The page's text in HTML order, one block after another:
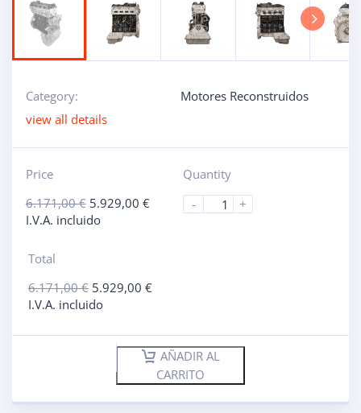
Category:
Motores Reconstruidos
view all details
Price
6.171,00€ 5.929,00 €
I.V.A. incluido
Quantity
-
+
Total
6.171,00€ 5.929,00 €
I.V.A. incluido
AÑADIR AL
CARRITO